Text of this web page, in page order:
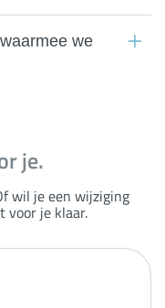
we
je.
wil je een wijziging
voor je klaar.